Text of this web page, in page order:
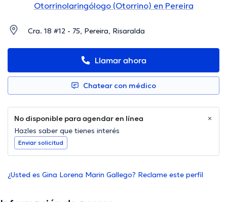
Otorrinolaringólogo (Otorrino) en Pereira
Cra. 18 #12 - 75, Pereira, Risaralda
Llamar ahora
Chatear con médico
No disponible para agendar en línea
Hazles saber que tienes interés
Enviar solicitud
¿Usted es Gina Lorena Marin Gallego? Reclame este perfil